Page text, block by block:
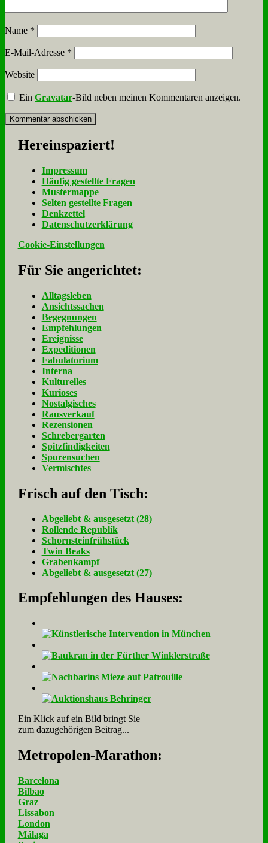
Name *
E-Mail-Adresse *
Website
EinGravatar-Bild neben meinen Kommentaren anzeigen.
Her­ein­spa­ziert!
Im­pres­sum
Häu­fig ge­stell­te Fra­gen
Mu­ster­map­pe
Sel­ten ge­stell­te Fra­gen
Denk­zet­tel
Da­ten­schutz­er­klä­rung
Cookie-Einstellungen
Für Sie an­ge­rich­tet:
Alltagsleben
Ansichtssachen
Begegnungen
Empfehlungen
Ereignisse
Expeditionen
Fabulatorium
Interna
Kulturelles
Kurioses
Nostalgisches
Rausverkauf
Rezensionen
Schrebergarten
Spitzfindigkeiten
Spurensuchen
Vermischtes
Frisch auf den Tisch:
Ab­ge­liebt & aus­ge­setzt (28)
Rol­len­de Re­pu­blik
Schorn­stein­früh­stück
Twin Beaks
Gra­ben­kampf
Ab­ge­liebt & aus­ge­setzt (27)
Empfehlungen des Hauses:
Ein Klick auf ein Bild bringt Sie
zum dazugehörigen Beitrag...
Me­tro­po­len-Ma­ra­thon:
Barcelona
Bilbao
Graz
Lissabon
London
Málaga